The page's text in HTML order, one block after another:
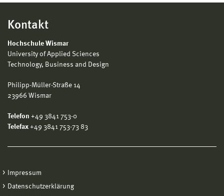
Kontakt
Hochschule Wismar
University of Applied Sciences
Technology, Business and Design
Philipp-Müller-Straße 14
23966 Wismar
Telefon +49 3841 753-0
Telefax +49 3841 753-73 83
Impressum
Datenschutzerklärung